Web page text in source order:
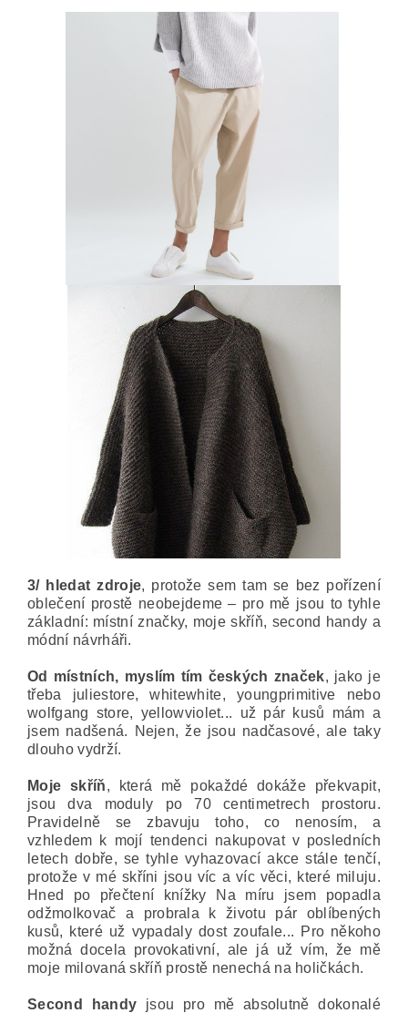
3/ hledat zdroje, protože sem tam se bez pořízení
oblečení prostě neobejdeme – pro mě jsou to tyhle
základní: místní značky, moje skříň, second handy a
módní návrháři.
Od místních, myslím tím českých značek, jako je
třeba juliestore, whitewhite, youngprimitive nebo
wolfgang store, yellowviolet... už pár kusů mám a
jsem nadšená. Nejen, že jsou nadčasové, ale taky
dlouho vydrží.
Moje skříň, která mě pokaždé dokáže překvapit,
jsou dva moduly po 70 centimetrech prostoru.
Pravidelně se zbavuju toho, co nenosím, a
vzhledem k mojí tendenci nakupovat v posledních
letech dobře, se tyhle vyhazovací akce stále tenčí,
protože v mé skříni jsou víc a víc věci, které miluju.
Hned po přečtení knížky Na míru jsem popadla
odžmolkovač a probrala k životu pár oblíbených
kusů, které už vypadaly dost zoufale... Pro někoho
možná docela provokativní, ale já už vím, že mě
moje milovaná skříň prostě nenechá na holičkách.
Second handy jsou pro mě absolutně dokonalé